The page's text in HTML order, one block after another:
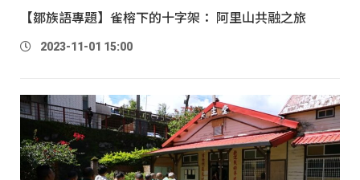
【鄒族語專題】雀榕下的十字架： 阿里山共融之旅
2023-11-01 15:00